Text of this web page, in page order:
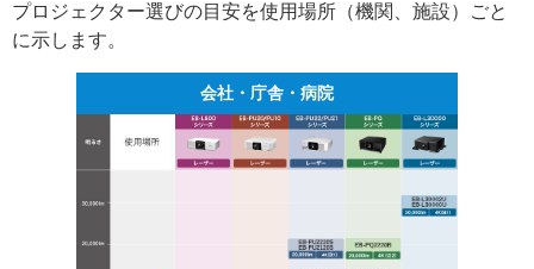
プロジェクター選びの目安を使用場所（機関、施設）ごと
に示します。
会社・庁舎・病院